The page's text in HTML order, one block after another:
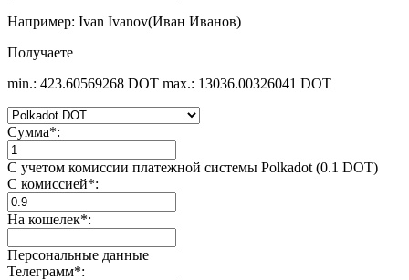
Например: Ivan Ivanov(Иван Иванов)
Получаете
min.: 423.60569268 DOT max.: 13036.00326041 DOT
Сумма*:
С учетом комиссии платежной системы Polkadot (0.1 DOT)
С комиссией*:
На кошелек*:
Персональные данные
Телеграмм*: